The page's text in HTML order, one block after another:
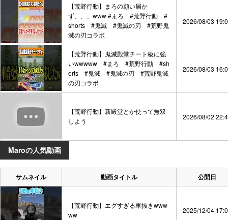
【荒野行動】まろの願い届か
ず、、、www #まろ #荒野行動 #
shorts #鬼滅 #鬼滅の刃 #荒野鬼
滅の刃コラボ
2026/08/03
【荒野行動】鬼滅殿堂チート級に強
いwwwww #まろ #荒野行動 #sh
orts #鬼滅 #鬼滅の刃 #荒野鬼滅
の刃コラボ
2026/08/03
【荒野行動】新殿堂とか使って無双
しよう
2026/08/02
Maroの人気動画
サムネイル 動画タイトル 公開日
【荒野行動】エグすぎる車抜きwww
ww
2025/12/04